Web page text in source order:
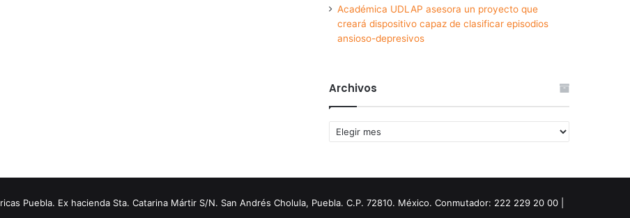
Académica UDLAP asesora un proyecto que
creará dispositivo capaz de clasificar episodios
ansioso-depresivos
Archivos
Archivos
Puebla. Ex hacienda Sta. Catarina Mártir S/N. San Andrés Cholula, Puebla. C.P. 72810. México. Conmutador: 222 229 20 00 |